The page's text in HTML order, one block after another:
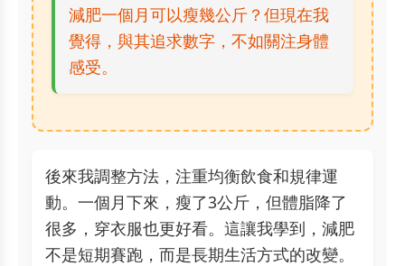
減肥一個月可以瘦幾公斤？但現在我
覺得，與其追求數字，不如關注身體
感受。
後來我調整方法，注重均衡飲食和規律運
動。一個月下來，瘦了3公斤，但體脂降了
很多，穿衣服也更好看。這讓我學到，減肥
不是短期賽跑，而是長期生活方式的改變。